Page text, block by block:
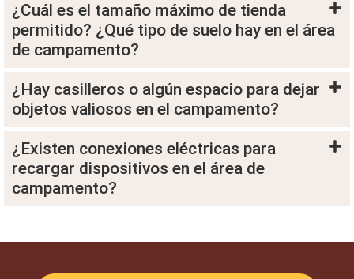
¿Cuál es el tamaño máximo de tienda
permitido? ¿Qué tipo de suelo hay en el área
de campamento?
¿Hay casilleros o algún espacio para dejar
objetos valiosos en el campamento?
¿Existen conexiones eléctricas para
recargar dispositivos en el área de
campamento?